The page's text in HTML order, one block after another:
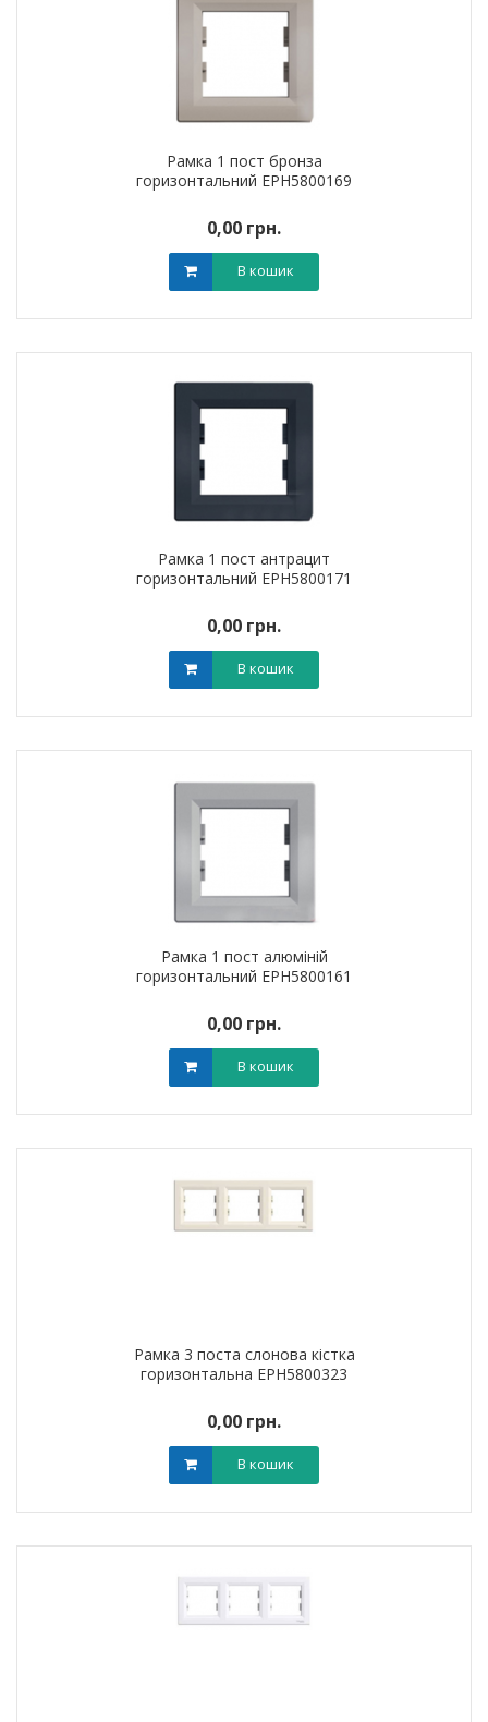
Рамка 1 пост бронза
горизонтальний EPH5800169
0,00 грн.
В кошик
Рамка 1 пост антрацит
горизонтальний EPH5800171
0,00 грн.
В кошик
Рамка 1 пост алюміній
горизонтальний EPH5800161
0,00 грн.
В кошик
Рамка 3 поста слонова кістка
горизонтальна EPH5800323
0,00 грн.
В кошик